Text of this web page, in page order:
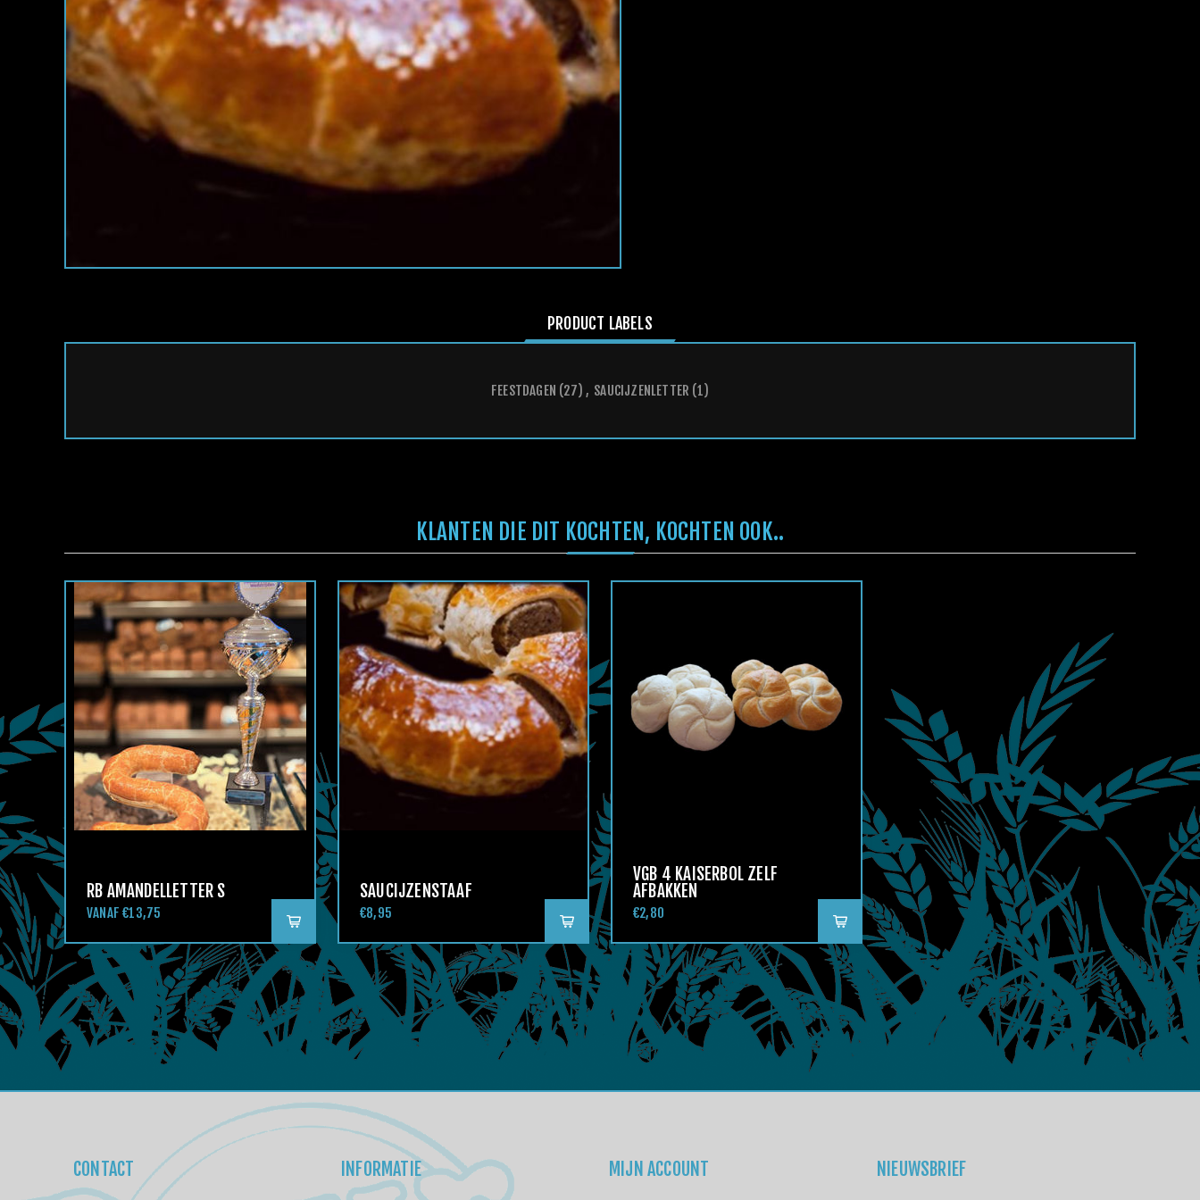
PRODUCT LABELS
FEESTDAGEN (27) , SAUCIJZENLETTER (1)
KLANTEN DIE DIT KOCHTEN, KOCHTEN OOK..
RB AMANDELLETTER S
VANAF €13,75
SAUCIJZENSTAAF
€8,95
VGB 4 KAISERBOL ZELF
AFBAKKEN
€2,80
CONTACT INFORMATIE MIJN ACCOUNT NIEUWSBRIEF